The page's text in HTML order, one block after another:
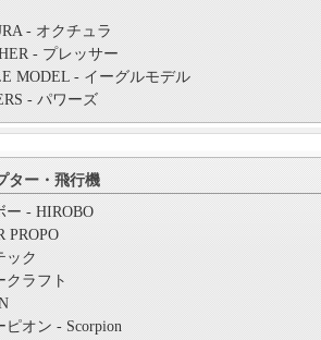
- オクチュラ
- プレッサー
MODEL - イーグルモデル
- パワーズ
ター・飛行機
ー - HIROBO
PROPO
ック
クラフト
ピオン - Scorpion